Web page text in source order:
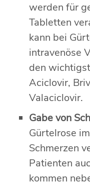
werden für
Tabletten
kann bei
intravenöse
den
Aciclovir,
Valaciclovir.
Gabe von
Gürtelrose
Schmerzen
Patienten
kommen